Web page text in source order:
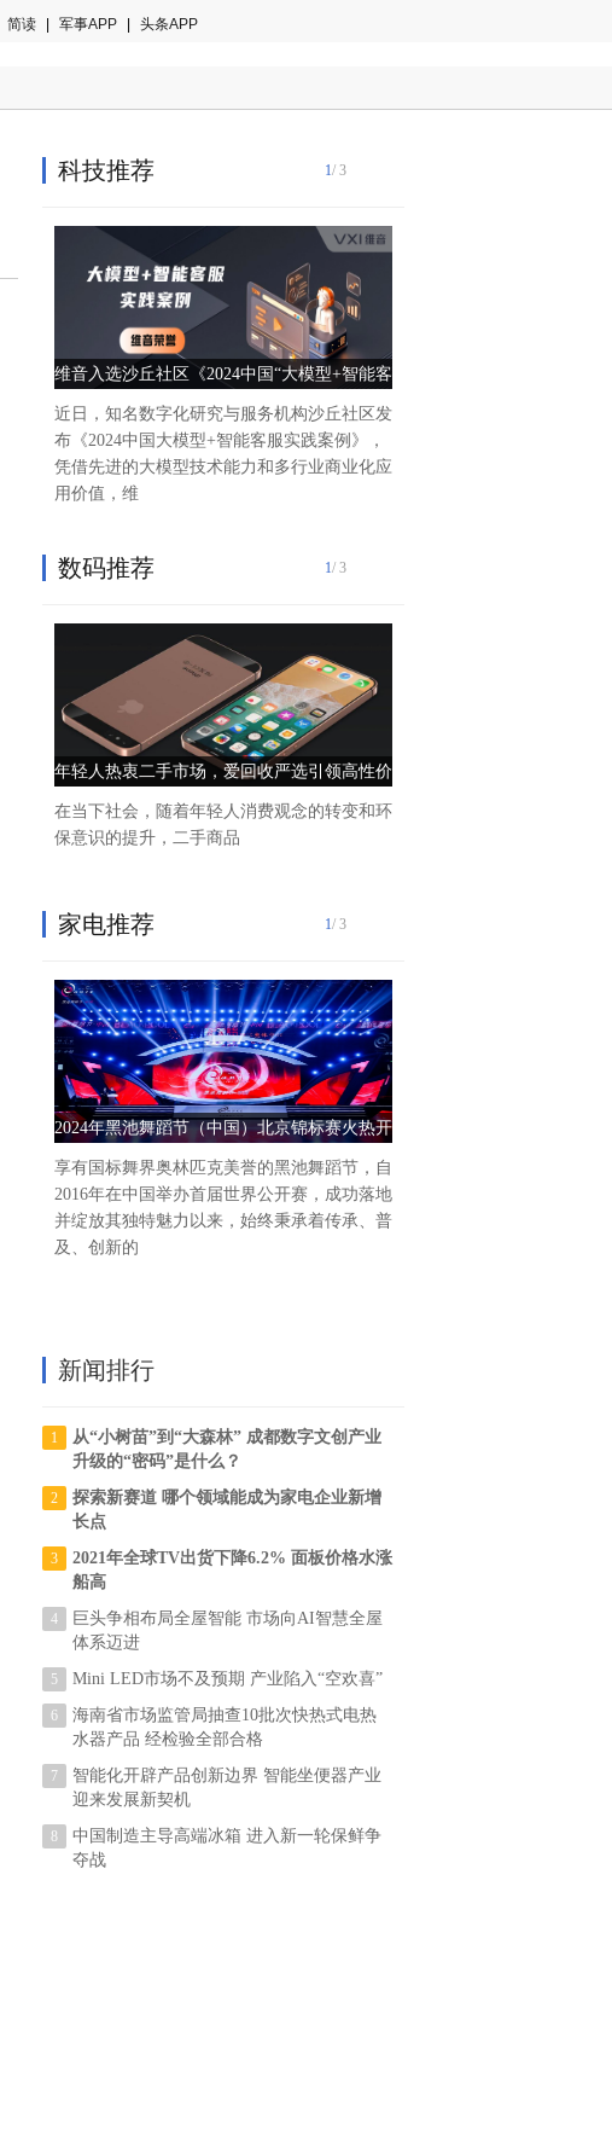
简读 军事APP 头条APP
科技推荐
维音入选沙丘社区《2024中国“大模型+智能客
服”实践案例TOP10》
近日，知名数字化研究与服务机构沙丘社区发
布《2024中国大模型+智能客服实践案例》，
凭借先进的大模型技术能力和多行业商业化应
用价值，维
1/ 3
数码推荐
年轻人热衷二手市场，爱回收严选引领高性价
比消费新风尚
在当下社会，随着年轻人消费观念的转变和环
保意识的提升，二手商品
1/ 3
家电推荐
2024年黑池舞蹈节（中国）北京锦标赛火热开
幕
享有国标舞界奥林匹克美誉的黑池舞蹈节，自
2016年在中国举办首届世界公开赛，成功落地
并绽放其独特魅力以来，始终秉承着传承、普
及、创新的
1/ 3
新闻排行
1
从“小树苗”到“大森林” 成都数字文创产业
升级的“密码”是什么？
2
探索新赛道 哪个领域能成为家电企业新增
长点
3
2021年全球TV出货下降6.2% 面板价格水涨
船高
4
巨头争相布局全屋智能 市场向AI智慧全屋
体系迈进
5 Mini LED市场不及预期 产业陷入“空欢喜”
6
海南省市场监管局抽查10批次快热式电热
水器产品 经检验全部合格
7
智能化开辟产品创新边界 智能坐便器产业
迎来发展新契机
8
中国制造主导高端冰箱 进入新一轮保鲜争
夺战